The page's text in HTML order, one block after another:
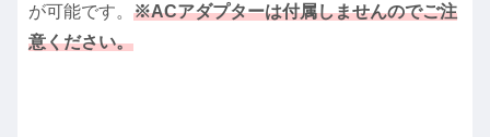
が可能です。 ※ACアダプターは付属しませんのでご注
意ください。